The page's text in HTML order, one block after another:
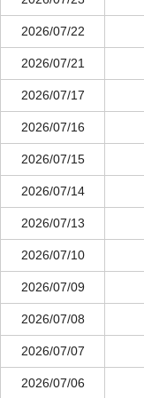
2026/07/22
2026/07/21
2026/07/17
2026/07/16
2026/07/15
2026/07/14
2026/07/13
2026/07/10
2026/07/09
2026/07/08
2026/07/07
2026/07/06